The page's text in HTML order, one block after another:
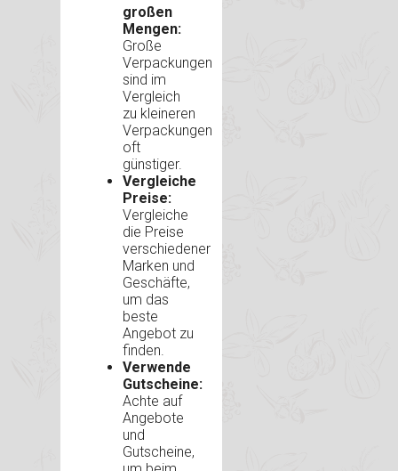
großen
Mengen:
Große
Verpackungen
sind im
Vergleich
zu kleineren
Verpackungen
oft
günstiger.
Vergleiche
Preise:
Vergleiche
die Preise
verschiedener
Marken und
Geschäfte,
um das
beste
Angebot zu
finden.
Verwende
Gutscheine:
Achte auf
Angebote
und
Gutscheine,